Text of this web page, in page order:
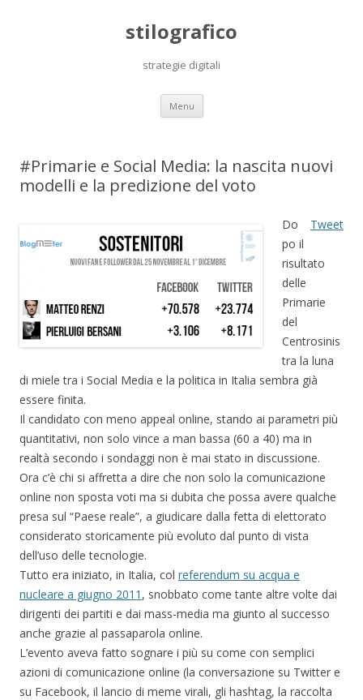
stilografico
strategie digitali
Menu Skip
content
#Primarie e Social Media: la nascita nuovi
modelli e la predizione del voto
Tweet
Do
po il
risultato
delle
Primarie
del
Centrosinis
tra la luna
di miele tra i Social Media e la politica in Italia sembra già
essere finita.
Il candidato con meno appeal online, stando ai parametri più
quantitativi, non solo vince a man bassa (60 a 40) ma in
realtà secondo i sondaggi non è mai stato in discussione.
Ora c’è chi si affretta a dire che non solo la comunicazione
online non sposta voti ma si dubita che possa avere qualche
presa sul “Paese reale”, a giudicare dalla fetta di elettorato
considerato storicamente più evoluto dal punto di vista
dell’uso delle tecnologie.
Tutto era iniziato, in Italia, col referendum su acqua e
nucleare a giugno 2011 , snobbato come tante altre volte dai
dirigenti dei partiti e dai mass-media ma giunto al successo
anche grazie al passaparola online.
L’evento aveva fatto sognare i più su come con semplici
azioni di comunicazione online (la conversazione su Twitter e
su Facebook, il lancio di meme virali, gli hashtag, la raccolta